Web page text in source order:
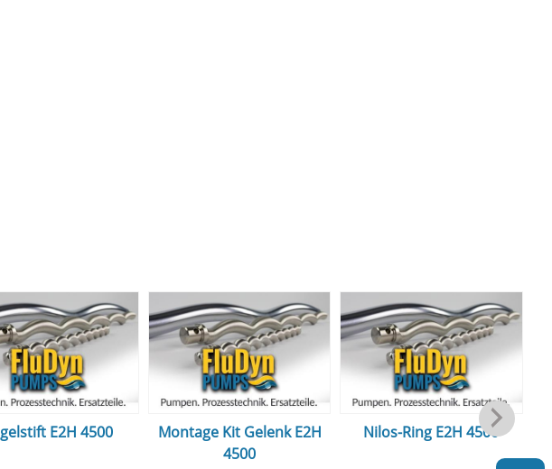
E2H 4500
Montage Kit Gelenk E2H
4500
Nilos-Ring E2H 4500